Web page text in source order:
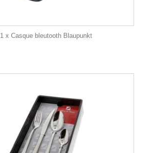
1 x Casque bleutooth Blaupunkt